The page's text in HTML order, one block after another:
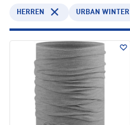
HERREN URBAN WINTER